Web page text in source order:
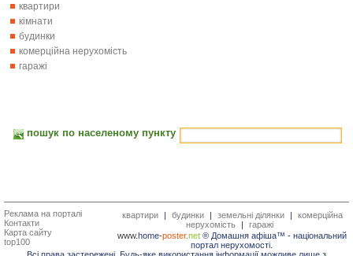
квартири
кімнати
будинки
комерційна нерухомість
гаражі
пошук по населеному пункту
Реклама на порталі
Контакти
Карта сайту
top100
квартири | будинки | земельні ділянки |
комерційна
нерухомість
|
гаражі
www.home-poster.net® Домашня афіша™ - національний
портал нерухомості.